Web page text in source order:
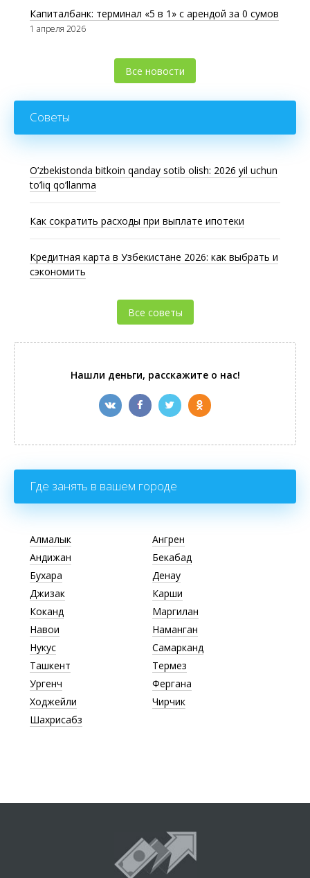
Капиталбанк: терминал «5 в 1» с арендой за 0 сумов
1 апреля 2026
Все новости
Советы
O’zbekistonda bitkoin qanday sotib olish: 2026 yil uchun
to’liq qo’llanma
Как сократить расходы при выплате ипотеки
Кредитная карта в Узбекистане 2026: как выбрать и
сэкономить
Все советы
Нашли деньги, расскажите о нас!
Где занять в вашем городе
Алмалык
Ангрен
Андижан
Бекабад
Бухара
Денау
Джизак
Карши
Коканд
Маргилан
Навои
Наманган
Нукус
Самарканд
Ташкент
Термез
Ургенч
Фергана
Ходжейли
Чирчик
Шахрисабз